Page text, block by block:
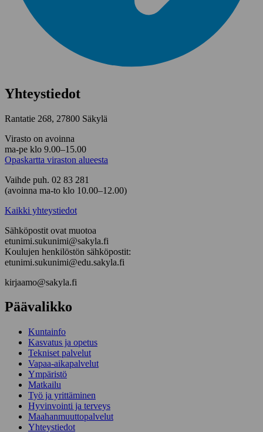
Yhteystiedot
Rantatie 268, 27800 Säkylä
Virasto on avoinna
ma-pe klo 9.00–15.00
Opaskartta viraston alueesta
Vaihde puh. 02 83 281
(avoinna ma-to klo 10.00–12.00)
Kaikki yhteystiedot
Sähköpostit ovat muotoa
etunimi.sukunimi@sakyla.fi
Koulujen henkilöstön sähköpostit:
etunimi.sukunimi@edu.sakyla.fi
kirjaamo@sakyla.fi
Päävalikko
Kunta­info
Kasvatus ja opetus
Tekniset palvelut
Vapaa-aika­palvelut
Ympä­ristö
Mat­kailu
Työ ja yrittä­minen
Hyvinvointi ja terveys
Maahanmuuttopalvelut
Yhteystiedot